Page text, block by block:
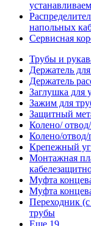
напольных
Сервисная
Трубы и
Держатель
Держатель
Заглушка для
Зажим для
Защитный
Колено/
Колено/
Крепежный
Монтажная
Муфта
Муфта
Переходник
трубы
Еще 19